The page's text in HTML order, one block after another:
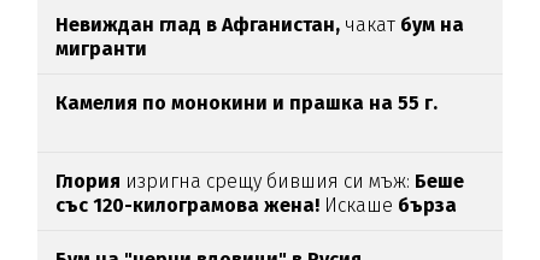
Невиждан глад в Афганистан, чакат бум на
мигранти
Камелия по монокини и прашка на 55 г.
Глория изригна срещу бившия си мъж: Беше
със 120-килограмова жена! Искаше бърза